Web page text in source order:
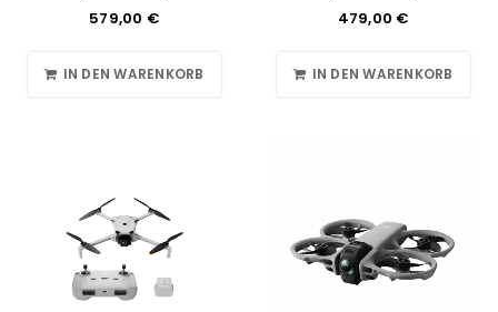
579,00 €
IN DEN WARENKORB
479,00 €
IN DEN WARENKORB